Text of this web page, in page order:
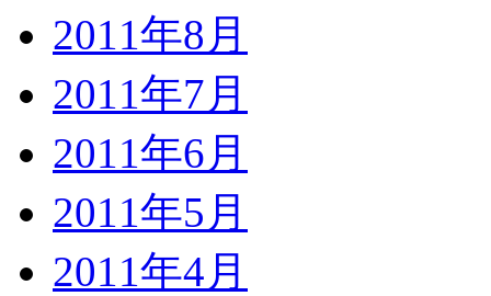
2011年8月
2011年7月
2011年6月
2011年5月
2011年4月